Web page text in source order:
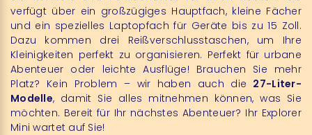
verfügt über ein großzügiges Hauptfach, kleine Fächer
und ein spezielles Laptopfach für Geräte bis zu 15 Zoll.
Dazu kommen drei Reißverschlusstaschen, um Ihre
Kleinigkeiten perfekt zu organisieren. Perfekt für urbane
Abenteuer oder leichte Ausflüge! Brauchen Sie mehr
Platz? Kein Problem – wir haben auch die 27-Liter-
Modelle, damit Sie alles mitnehmen können, was Sie
möchten. Bereit für Ihr nächstes Abenteuer? Ihr Explorer
Mini wartet auf Sie!